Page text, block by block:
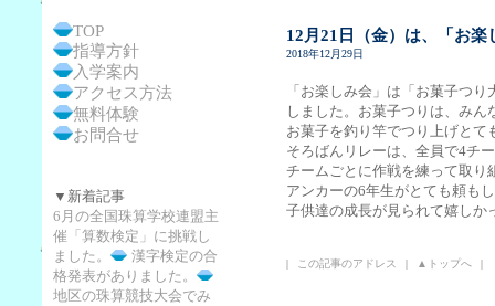
TOP
指導方針
入学案内
アクセス方法
無料体験
お問合せ
▼新着記事
6月の全国珠算学校連盟主
催「算数検定」に挑戦し
ました。
漢字検定の合
格発表がありました。
地区の珠算競技大会でみ
12月21日（金）は、「お
2018年12月29日
「お楽しみ会」は「お菓子つ
しました。お菓子つりは、みん
お菓子を釣り竿でつり上げとて
そろばんリレーは、全員で4チ
チームごとに作戦を練って取り
アンカーの6年生がとても頼も
子供達の成長が見られて嬉しか
| この記事のアドレス | ▲トップへ |